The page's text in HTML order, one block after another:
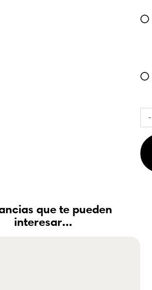
-
Eau
de
que te pueden
interesar...